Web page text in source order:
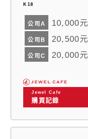
K18
公司A 10,000元
公司B 20,500元
公司C 20,000元
Jewel Cafe
購買記錄